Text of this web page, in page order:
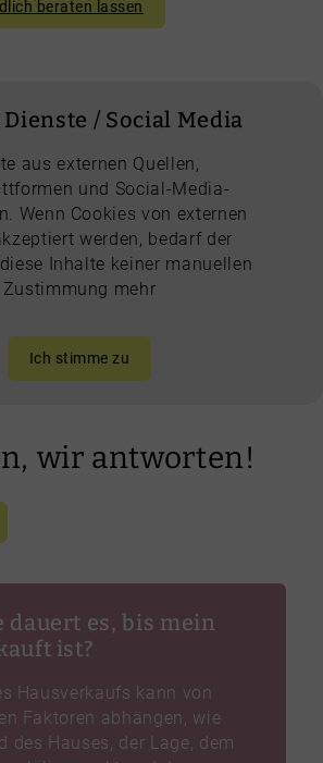
beraten lassen
/ Social Media
aus externen Quellen,
und Social-Media-
Wenn Cookies von externen
werden, bedarf der
Inhalte keiner manuellen
Zustimmung mehr
Ich stimme zu
wir antworten!
dauert es, bis mein
ist?
Hausverkaufs kann von
Faktoren abhängen, wie
des Hauses, der Lage, dem